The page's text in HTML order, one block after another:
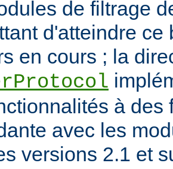
de filtrage
d'atteindre ce
en cours ; la
à des
avec les
versions 2.1 et